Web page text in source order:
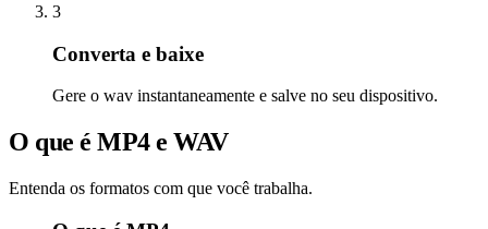
3
Converta e baixe
Gere o wav instantaneamente e salve no seu dispositivo.
O que é MP4 e WAV
Entenda os formatos com que você trabalha.